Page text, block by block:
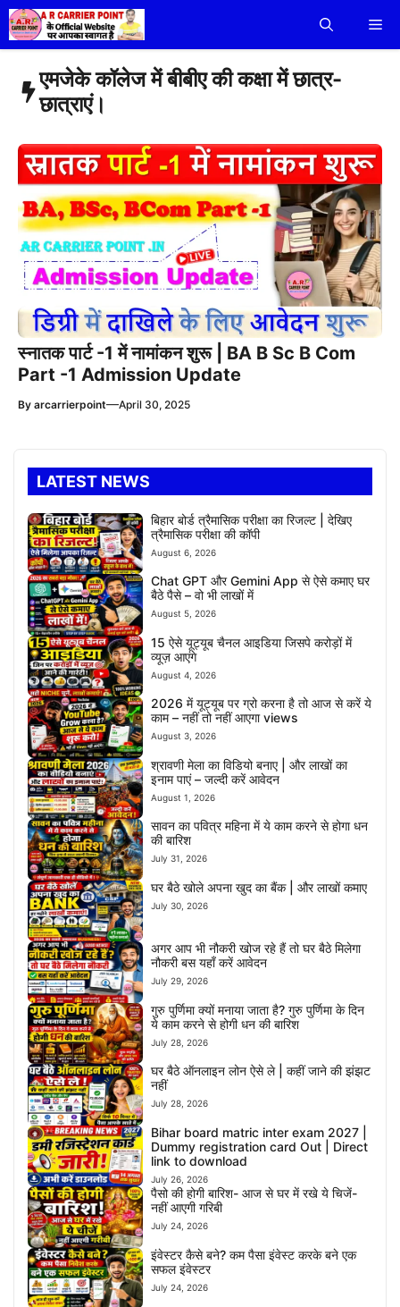
Skip
to
content
एमजेके कॉलेज में बीबीए की कक्षा में छात्र-
छात्राएं।
स्नातक पार्ट -1 में नामांकन शुरू | BA B Sc B Com
Part -1 Admission Update
By arcarrierpoint—April 30, 2025
LATEST NEWS
बिहार बोर्ड त्रैमासिक परीक्षा का रिजल्ट | देखिए
त्रैमासिक परीक्षा की कॉपी
August 6, 2026
Chat GPT और Gemini App से ऐसे कमाए घर
बैठे पैसे – वो भी लाखों में
August 5, 2026
15 ऐसे यूट्यूब चैनल आइडिया जिसपे करोड़ों में
व्यूज़ आएंगे
August 4, 2026
2026 में यूट्यूब पर ग्रो करना है तो आज से करें ये
काम – नहीं तो नहीं आएगा views
August 3, 2026
श्रावणी मेला का विडियो बनाए | और लाखों का
इनाम पाएं – जल्दी करें आवेदन
August 1, 2026
सावन का पवित्र महिना में ये काम करने से होगा धन
की बारिश
July 31, 2026
घर बैठे खोले अपना खुद का बैंक | और लाखों कमाए
July 30, 2026
अगर आप भी नौकरी खोज रहे हैं तो घर बैठे मिलेगा
नौकरी बस यहाँ करें आवेदन
July 29, 2026
गुरु पुर्णिमा क्यों मनाया जाता है? गुरु पुर्णिमा के दिन
ये काम करने से होगी धन की बारिश
July 28, 2026
घर बैठे ऑनलाइन लोन ऐसे ले | कहीं जाने की झंझट
नहीं
July 28, 2026
Bihar board matric inter exam 2027 |
Dummy registration card Out | Direct
link to download
July 26, 2026
पैसो की होगी बारिश- आज से घर में रखे ये चिजें-
नहीं आएगी गरिबी
July 24, 2026
इंवेस्टर कैसे बने? कम पैसा इंवेस्ट करके बने एक
सफल इंवेस्टर
July 24, 2026